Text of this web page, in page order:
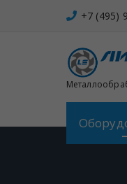
+7 (495)